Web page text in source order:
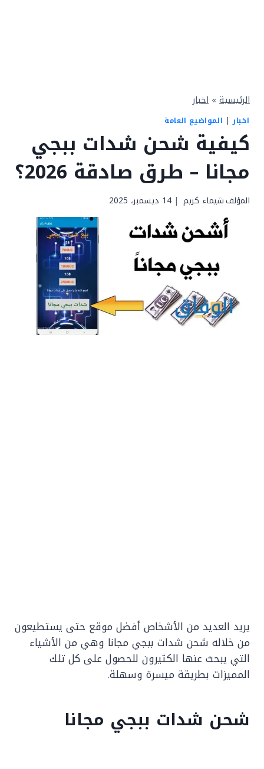
الرئيسية » اخبار
اخبار| المواضيع العامة
كيفية شحن شدات ببجي
مجانا – طرق صادقة 2026؟
المؤلفشيماء كريم 14 ديسمبر، 2025
يريد العديد من الأشخاص أفضل موقع حتى يستطيعون
من خلاله شحن شدات ببجي مجانا وهي من الأشياء
التي يبحث عنها الكثيرون للحصول على كل تلك
المميزات بطريقة ميسرة وسهلة.
شحن شدات ببجي مجانا